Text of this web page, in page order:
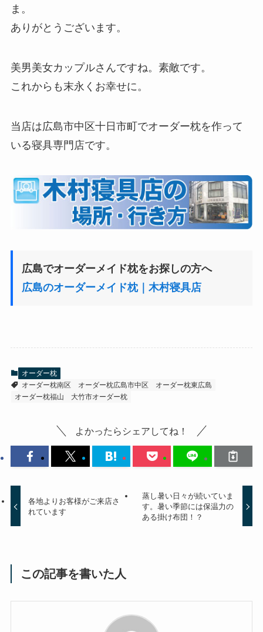
ま。
ありがとうございます。
美男美女カップルさんですね。素敵です。
これからも末永くお幸せに。
当店は広島市中区十日市町でオーダー枕を作って
いる寝具専門店です。
広島でオーダーメイド枕をお探しの方へ
広島のオーダーメイド枕｜木村寝具店
オーダー枕
オーダー枕南区
オーダー枕広島市中区
オーダー枕東広島
オーダー枕福山
大竹市オーダー枕
よかったらシェアしてね！
各地よりお客様がご来店さ
れています
蒸し暑い日々が続いていま
す。暑い季節には保温力の
ある掛け布団！？
この記事を書いた人